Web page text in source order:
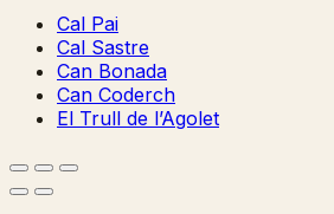
Cal Pai
Cal Sastre
Can Bonada
Can Coderch
El Trull de l’Agolet